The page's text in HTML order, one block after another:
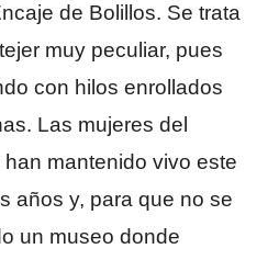
de Bolillos. Se trata
muy peculiar, pues
con hilos enrollados
Las mujeres del
mantenido vivo este
años y, para que no se
un museo donde